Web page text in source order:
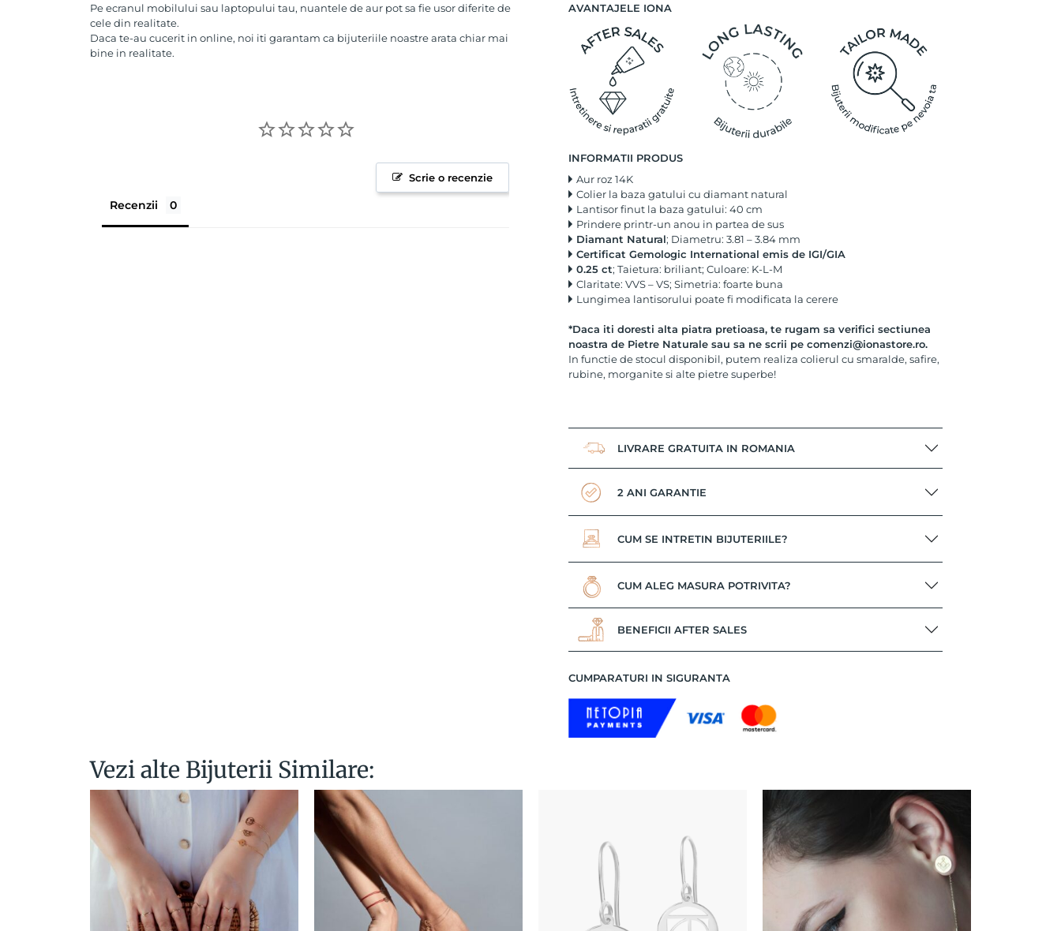
Pe ecranul mobilului sau laptopului tau, nuantele de aur pot sa fie usor diferite de
cele din realitate.
Daca te-au cucerit in online, noi iti garantam ca bijuteriile noastre arata chiar mai
bine in realitate.
Scrie o recenzie
Recenzii
AVANTAJELE IONA
INFORMATII PRODUS
Aur roz 14K
Colier la baza gatului cu diamant natural
Lantisor finut la baza gatului: 40 cm
Prindere printr-un anou in partea de sus
Diamant Natural; Diametru: 3.81 – 3.84 mm
Certificat Gemologic International emis de IGI/GIA
0.25 ct; Taietura: briliant; Culoare: K-L-M
Claritate: VVS – VS; Simetria: foarte buna
Lungimea lantisorului poate fi modificata la cerere
*Daca iti doresti alta piatra pretioasa, te rugam sa verifici sectiunea
noastra de Pietre Naturale sau sa ne scrii pe comenzi@ionastore.ro.
In functie de stocul disponibil, putem realiza colierul cu smaralde, safire,
rubine, morganite si alte pietre superbe!
LIVRARE GRATUITA IN ROMANIA
2 ANI GARANTIE
CUM SE INTRETIN BIJUTERIILE?
CUM ALEG MASURA POTRIVITA?
BENEFICII AFTER SALES
CUMPARATURI IN SIGURANTA
Vezi alte Bijuterii Similare: